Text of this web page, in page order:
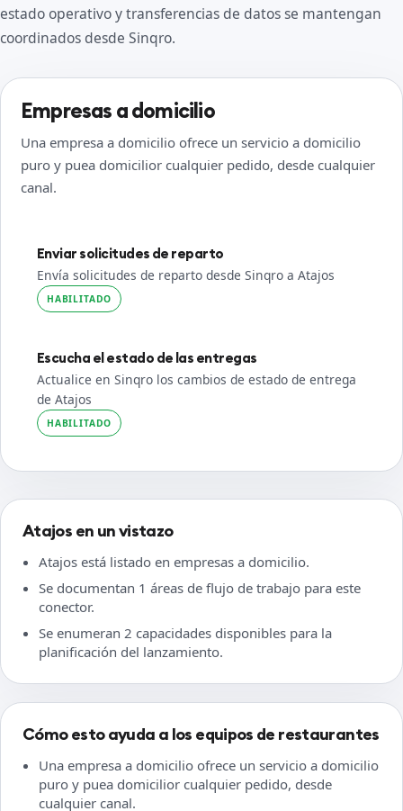
estado operativo y transferencias de datos se mantengan
coordinados desde Sinqro.
Empresas a domicilio
Una empresa a domicilio ofrece un servicio a domicilio
puro y puea domicilior cualquier pedido, desde cualquier
canal.
Enviar solicitudes de reparto
Envía solicitudes de reparto desde Sinqro a Atajos
HABILITADO
Escucha el estado de las entregas
Actualice en Sinqro los cambios de estado de entrega
de Atajos
HABILITADO
Atajos en un vistazo
Atajos está listado en empresas a domicilio.
Se documentan 1 áreas de flujo de trabajo para este
conector.
Se enumeran 2 capacidades disponibles para la
planificación del lanzamiento.
Cómo esto ayuda a los equipos de restaurantes
Una empresa a domicilio ofrece un servicio a domicilio
puro y puea domicilior cualquier pedido, desde
cualquier canal.